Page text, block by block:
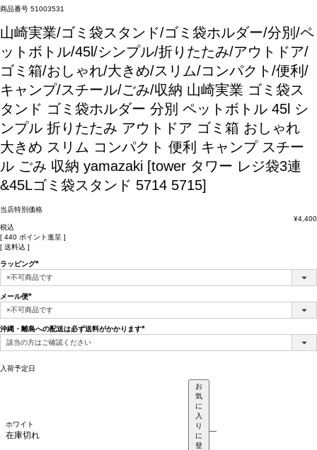
商品番号 51003531
山崎実業/ゴミ袋スタンド/ゴミ袋ホルダー/分別/ペ
ットボトル/45l/シンプル/折りたたみ/アウトドア/
ゴミ箱/おしゃれ/大きめ/スリム/コンパクト/便利/
キャンプ/スチール/ごみ/収納 山崎実業 ゴミ袋ス
タンド ゴミ袋ホルダー 分別 ペットボトル 45l シ
ンプル 折りたたみ アウトドア ゴミ箱 おしゃれ
大きめ スリム コンパクト 便利 キャンプ スチー
ル ごみ 収納 yamazaki [tower タワー レジ袋3連
&45Lゴミ袋スタンド 5714 5715]
当店特別価格
¥4,400
税込
[ 440 ポイント進呈 ]
送料込
ラッピング
(必
メール便
(必
須)
沖縄・離島への配送は必ず送料がかかります
入荷予定日
ホワイト
在庫切れ
お
気
に
入
り
に
登
—